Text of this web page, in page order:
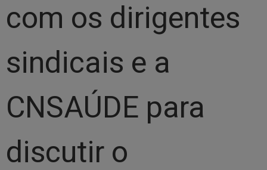
com os dirigentes
sindicais e a
CNSAÚDE para
discutir o